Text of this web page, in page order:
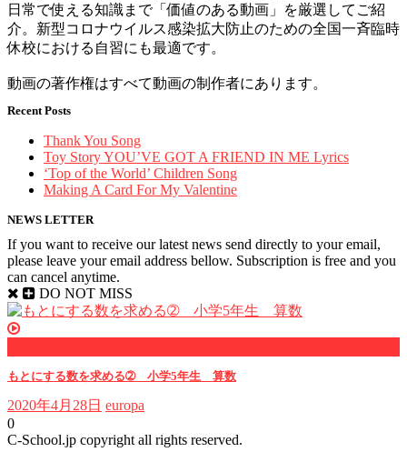
日常で使える知識まで「価値のある動画」を厳選してご紹
介。新型コロナウイルス感染拡大防止のための全国一斉臨時
休校における自習にも最適です。
動画の著作権はすべて動画の制作者にあります。
Recent Posts
Thank You Song
Toy Story YOU’VE GOT A FRIEND IN ME Lyrics
‘Top of the World’ Children Song
Making A Card For My Valentine
NEWS LETTER
If you want to receive our latest news send directly to your email,
please leave your email address bellow. Subscription is free and you
can cancel anytime.
DO NOT MISS
もとにする数を求める➁ 小学5年生 算数
2020年4月28日 europa
0
C-School.jp copyright all rights reserved.